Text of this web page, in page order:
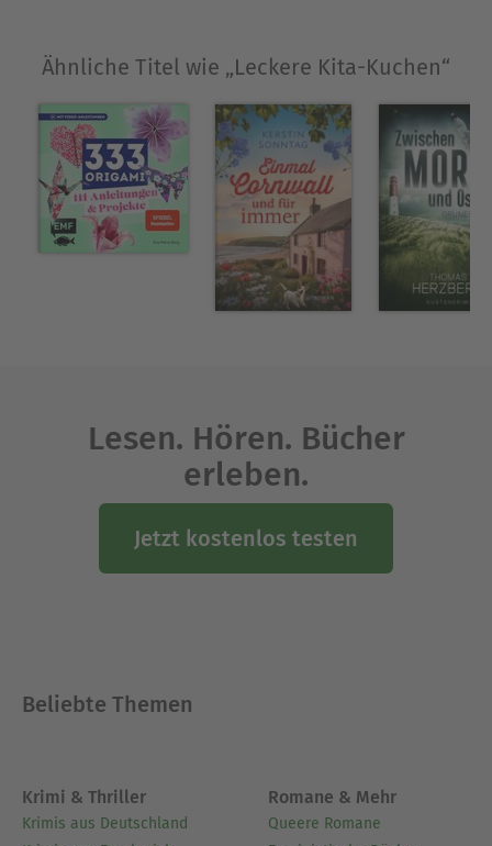
Ähnliche Titel wie „Leckere Kita-Kuchen“
Lesen. Hören. Bücher
erleben.
Jetzt kostenlos testen
Beliebte Themen
Krimi & Thriller
Krimis aus Deutschland
Romane & Mehr
Queere Romane